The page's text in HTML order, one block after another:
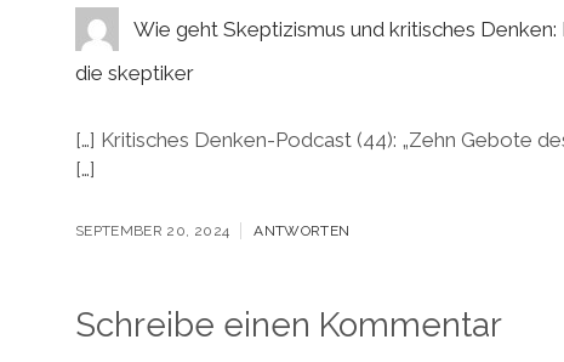
Wie geht Skeptizismus und kritisches
die skeptiker
[…] Kritisches Denken-Podcast (44): „Zehn Gebote
[…]
SEPTEMBER 20, 2024 ANTWORTEN
Schreibe einen Kommentar